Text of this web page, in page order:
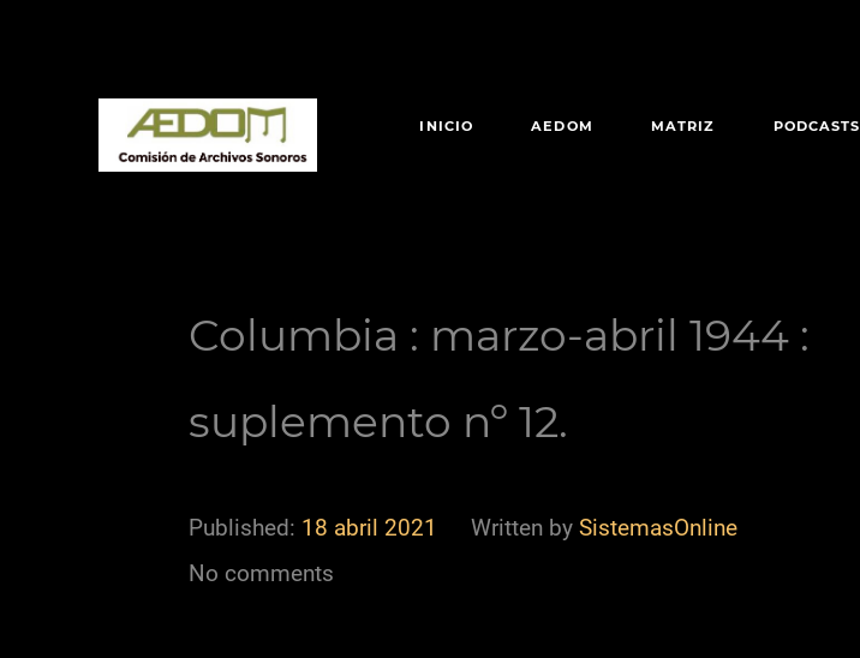
INICIO AEDOM MATRIZ PODCASTS
Columbia : marzo-abril 1944 :
suplemento nº 12.
Published: 18 abril 2021 Written by SistemasOnline
No comments